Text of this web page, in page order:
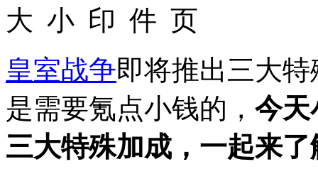
皇室战争即将推出三大
是需要氪点小钱的， 今天
三大特殊加成，一起来